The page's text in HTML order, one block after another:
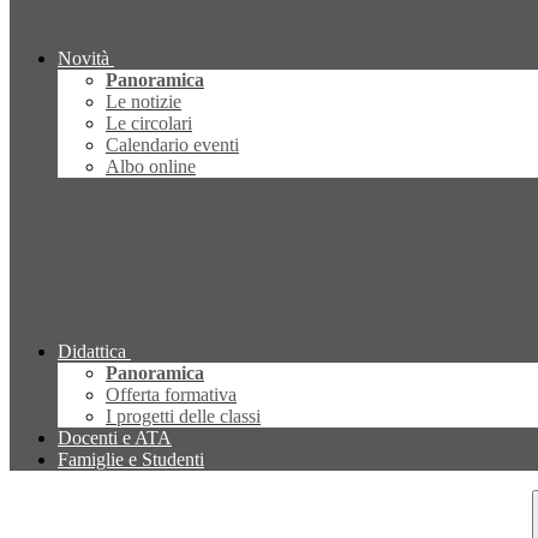
Novità
Panoramica
Le notizie
Le circolari
Calendario eventi
Albo online
Didattica
Panoramica
Offerta formativa
I progetti delle classi
Docenti e ATA
Famiglie e Studenti